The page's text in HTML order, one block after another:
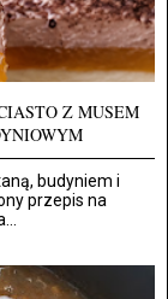
Z MUSEM
budyniem i
przepis na